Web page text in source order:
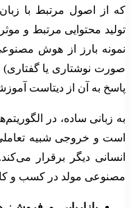
که از اصول مرتبط با
نمونه بارز از هوش
صورت نوشتاری یا
پاسخ به آن از دیتاست
به زبانی ساده، در
است و خروجی شبیه
انسانی دیگر برقرار
مصنوعی مولد در کسب و